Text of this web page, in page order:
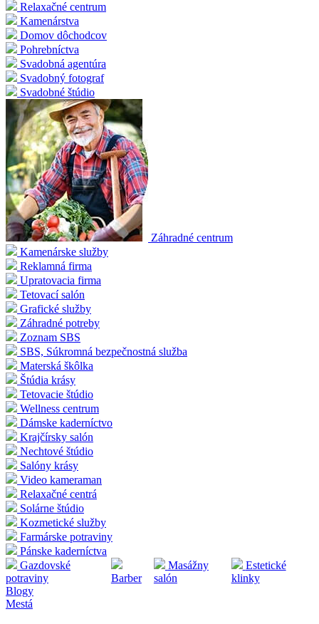
Relaxačné centrum
Kamenárstva
Domov dôchodcov
Pohrebníctva
Svadobná agentúra
Svadobný fotograf
Svadobné štúdio
Záhradné centrum
Kamenárske služby
Reklamná firma
Upratovacia firma
Tetovací salón
Grafické služby
Záhradné potreby
Zoznam SBS
SBS, Súkromná bezpečnostná služba
Materská škôlka
Štúdia krásy
Tetovacie štúdio
Wellness centrum
Dámske kaderníctvo
Krajčírsky salón
Nechtové štúdio
Salóny krásy
Video kameraman
Relaxačné centrá
Solárne štúdio
Kozmetické služby
Farmárske potraviny
Pánske kaderníctva
Gazdovské
potraviny
Barber
Masážny
salón
Estetické
klinky
Blogy
Mestá